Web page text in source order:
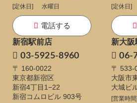
[定休日]
水曜日
電話する
[定休日]
新宿駅前店
03-5925-8960
〒 160-0022
東京都新宿区
新宿4丁目1−22
新宿コムロビル 903号
新大
06-
〒 533-
大阪市
大城ビ
[営業時間]